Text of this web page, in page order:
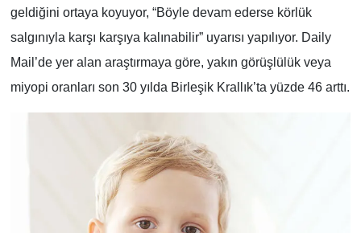
geldiğini ortaya koyuyor, “Böyle devam ederse körlük
salgınıyla karşı karşıya kalınabilir” uyarısı yapılıyor. Daily
Mail’de yer alan araştırmaya göre, yakın görüşlülük veya
miyopi oranları son 30 yılda Birleşik Krallık’ta yüzde 46 arttı.